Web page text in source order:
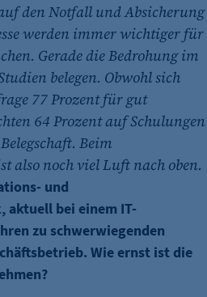
den Notfall und Absicherung
werden immer wichtiger für
Gerade die Bedrohung im
belegen. Obwohl sich
77 Prozent für gut
64 Prozent auf Schulungen
Beim
also noch viel Luft nach oben.
und
bei einem IT-
zu schwerwiegenden
Wie ernst ist die